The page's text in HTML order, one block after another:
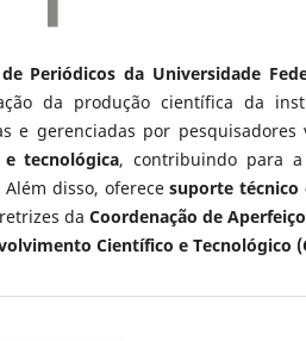
Periódicos da Universidade
da produção científica da
e gerenciadas por
tecnológica, contribuindo para
Além disso, oferecesuporte técnico
daCoordenação de
Científico e Tecnológico